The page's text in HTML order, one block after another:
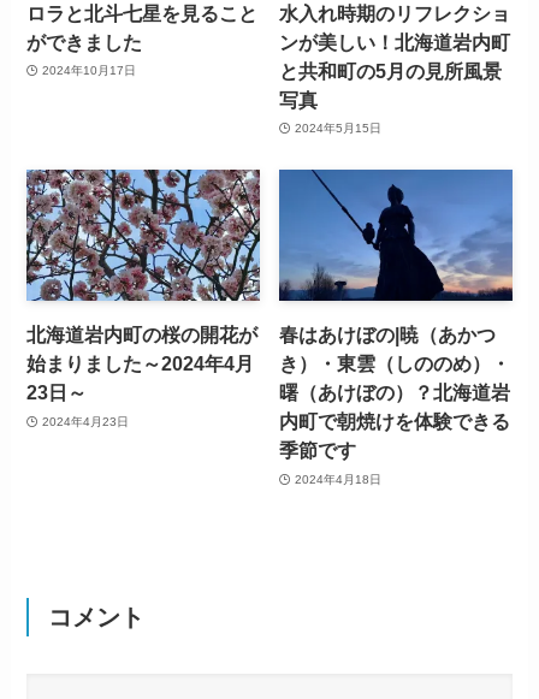
ロラと北斗七星を見ること
ができました
2024年10月17日
水入れ時期のリフレクショ
ンが美しい！北海道岩内町
と共和町の5月の見所風景
写真
2024年5月15日
北海道岩内町の桜の開花が
始まりました～2024年4月
23日～
2024年4月23日
春はあけぼの|暁（あかつ
き）・東雲（しののめ）・
曙（あけぼの）？北海道岩
内町で朝焼けを体験できる
季節です
2024年4月18日
コメント